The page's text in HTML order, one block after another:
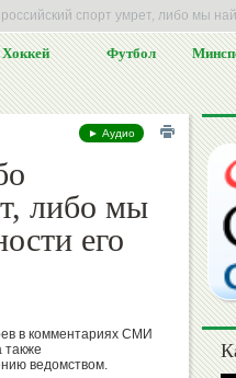
спорт умрет, либо мы
Хоккей Футбол
► Аудио
либо мы
его
в комментариях СМИ
также
ведомством.